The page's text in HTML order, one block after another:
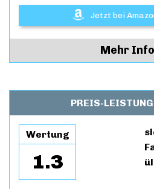
Jetzt bei
Mehr
PREIS-
Wertung
1.3